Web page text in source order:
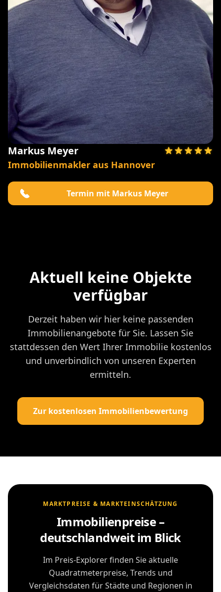
Markus Meyer
Immobilienmakler aus Hannover
Termin mit Markus Meyer
Aktuell keine Objekte
verfügbar
Derzeit haben wir hier keine passenden
Immobilienangebote für Sie. Lassen Sie
stattdessen den Wert Ihrer Immobilie kostenlos
und unverbindlich von unseren Experten
ermitteln.
Zur kostenlosen Immobilienbewertung
MARKTPREISE & MARKTEINSCHÄTZUNG
Immobilienpreise –
deutschlandweit im Blick
Im Preis-Explorer finden Sie aktuelle
Quadratmeterpreise, Trends und
Vergleichsdaten für Städte und Regionen in